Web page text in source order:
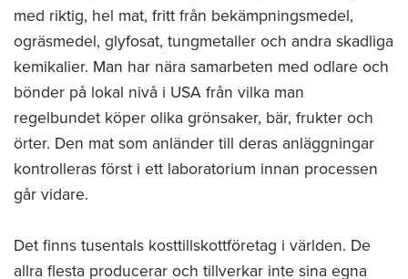
med riktig, hel mat, fritt från bekämpningsmedel,
ogräsmedel, glyfosat, tungmetaller och andra skadliga
kemikalier. Man har nära samarbeten med odlare och
bönder på lokal nivå i USA från vilka man
regelbundet köper olika grönsaker, bär, frukter och
örter. Den mat som anländer till deras anläggningar
kontrolleras först i ett laboratorium innan processen
går vidare.
Det finns tusentals kosttillskottföretag i världen. De
allra flesta producerar och tillverkar inte sina egna